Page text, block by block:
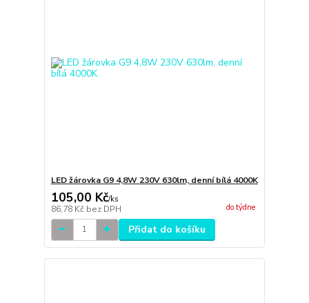
LED žárovka G9 4,8W 230V 630lm, denní bílá 4000K
105,00 Kč/ks
86,78 Kč bez DPH do týdne
Přidat do košíku